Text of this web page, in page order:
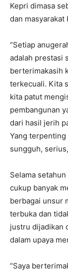
Kepri dimasa
dan masyarakat
“Setiap
adalah prestasi
berterimakasih
terkecuali. Kita
kita patut
pembangunan
dari hasil jerih
Yang terpenting
sungguh,
Selama
cukup banyak
berbagai unsur
terbuka dan
justru dijadikan
dalam upaya
“Saya